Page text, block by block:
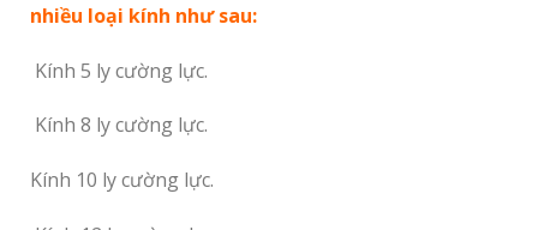
nhiều loại kính như sau:
Kính 5 ly cường lực.
Kính 8 ly cường lực.
Kính 10 ly cường lực.